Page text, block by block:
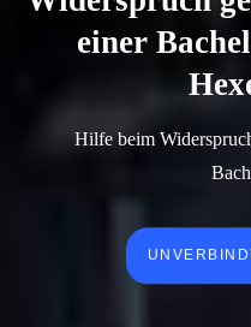
einer
Hilfe beim